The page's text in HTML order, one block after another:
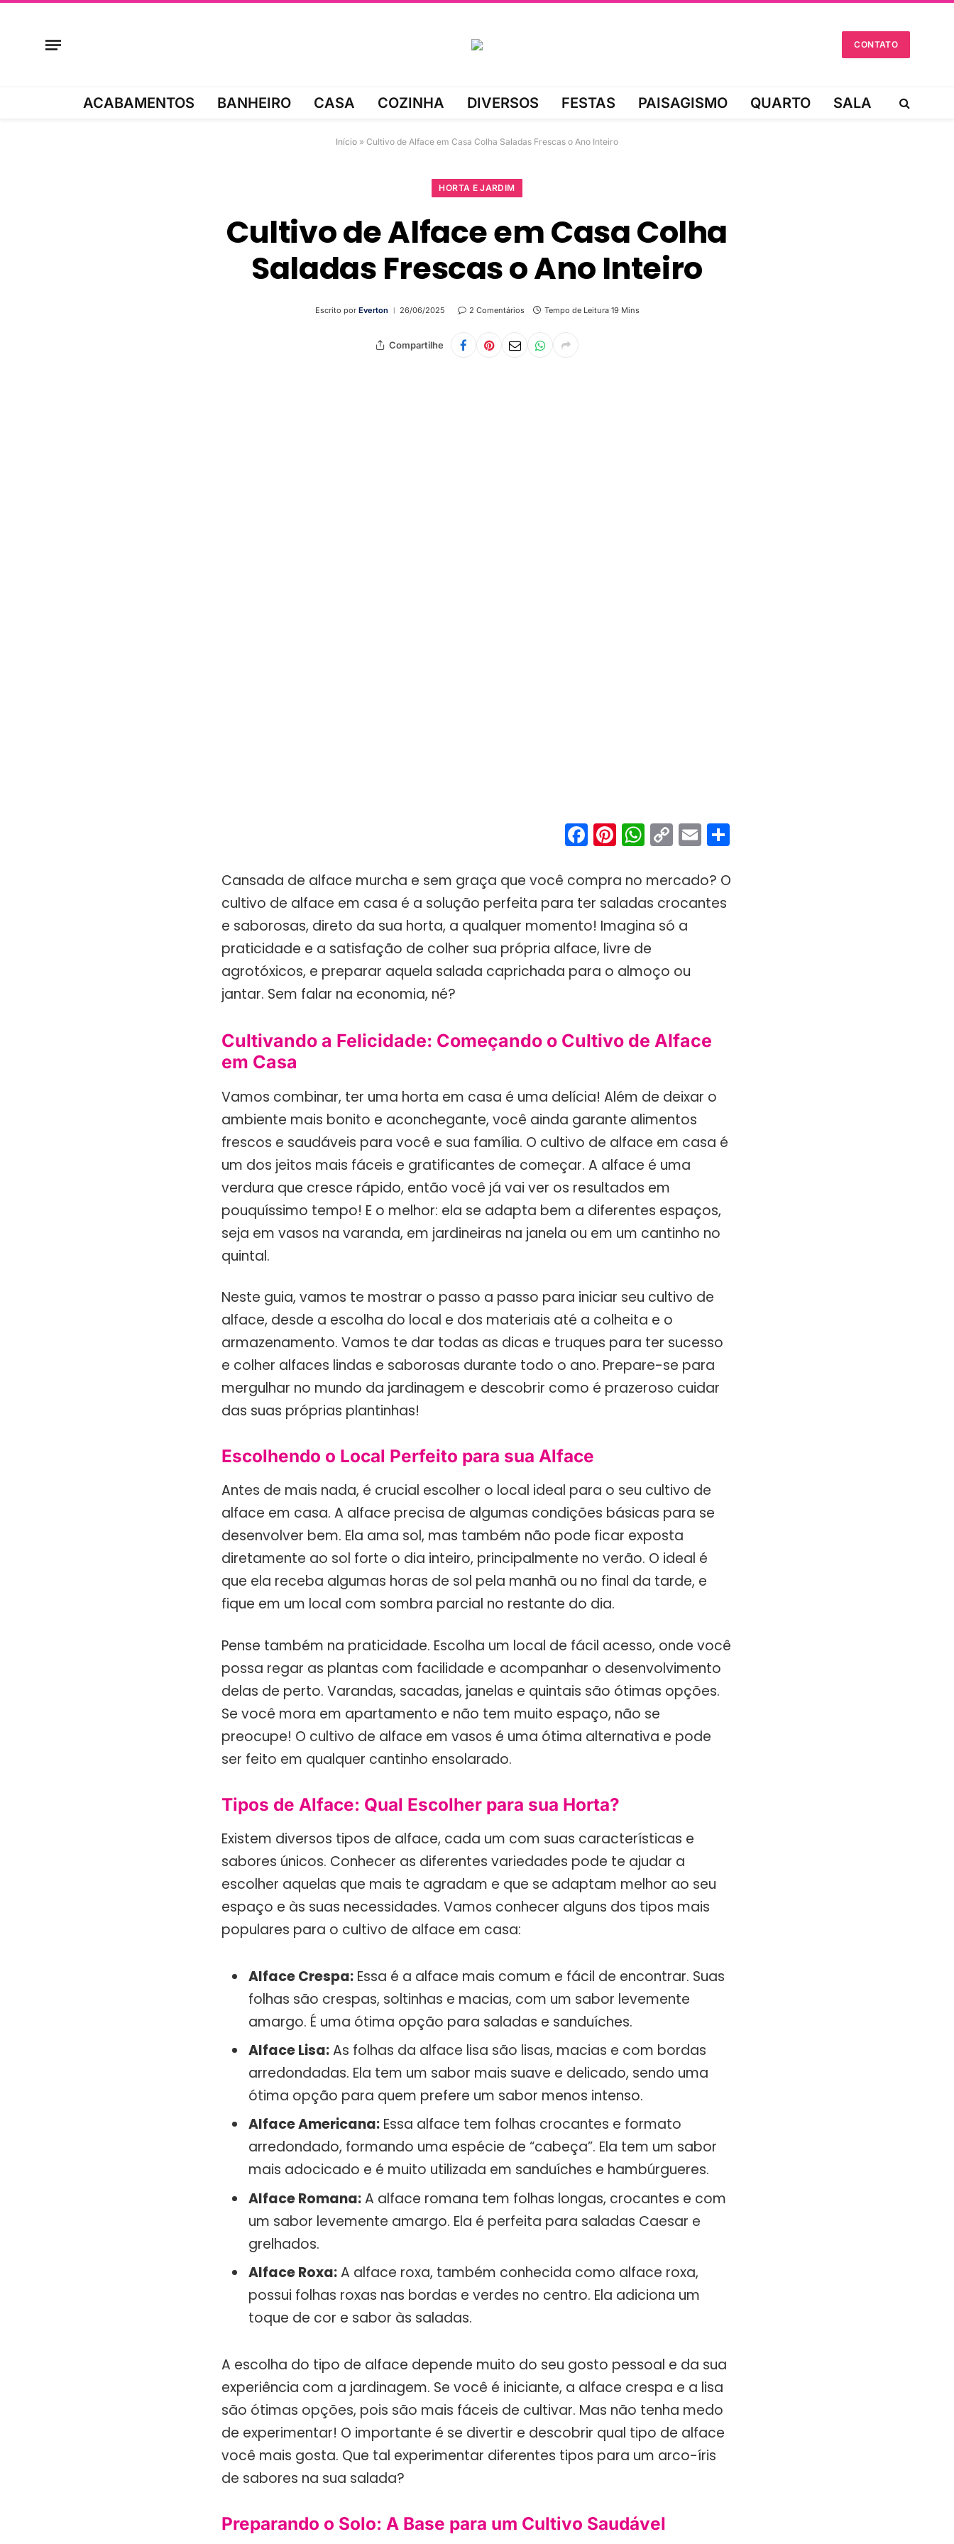
CONTATO
ACABAMENTOS BANHEIRO CASA COZINHA DIVERSOS FESTAS PAISAGISMO QUARTO SALA
Início » Cultivo de Alface em Casa Colha Saladas Frescas o Ano Inteiro
HORTA E JARDIM
Cultivo de Alface em Casa Colha
Saladas Frescas o Ano Inteiro
Escrito por Everton 26/06/2025 2 Comentários Tempo de Leitura 19 Mins
Compartilhe
Facebook
Pinterest
WhatsApp
Copy
Link
Email
Cansada de alface murcha e sem graça que você compra no mercado? O
cultivo de alface em casa é a solução perfeita para ter saladas crocantes
e saborosas, direto da sua horta, a qualquer momento! Imagina só a
praticidade e a satisfação de colher sua própria alface, livre de
agrotóxicos, e preparar aquela salada caprichada para o almoço ou
jantar. Sem falar na economia, né?
Cultivando a Felicidade: Começando o Cultivo de Alface
em Casa
Vamos combinar, ter uma horta em casa é uma delícia! Além de deixar o
ambiente mais bonito e aconchegante, você ainda garante alimentos
frescos e saudáveis para você e sua família. O cultivo de alface em casa é
um dos jeitos mais fáceis e gratificantes de começar. A alface é uma
verdura que cresce rápido, então você já vai ver os resultados em
pouquíssimo tempo! E o melhor: ela se adapta bem a diferentes espaços,
seja em vasos na varanda, em jardineiras na janela ou em um cantinho no
quintal.
Neste guia, vamos te mostrar o passo a passo para iniciar seu cultivo de
alface, desde a escolha do local e dos materiais até a colheita e o
armazenamento. Vamos te dar todas as dicas e truques para ter sucesso
e colher alfaces lindas e saborosas durante todo o ano. Prepare-se para
mergulhar no mundo da jardinagem e descobrir como é prazeroso cuidar
das suas próprias plantinhas!
Escolhendo o Local Perfeito para sua Alface
Antes de mais nada, é crucial escolher o local ideal para o seu cultivo de
alface em casa. A alface precisa de algumas condições básicas para se
desenvolver bem. Ela ama sol, mas também não pode ficar exposta
diretamente ao sol forte o dia inteiro, principalmente no verão. O ideal é
que ela receba algumas horas de sol pela manhã ou no final da tarde, e
fique em um local com sombra parcial no restante do dia.
Pense também na praticidade. Escolha um local de fácil acesso, onde você
possa regar as plantas com facilidade e acompanhar o desenvolvimento
delas de perto. Varandas, sacadas, janelas e quintais são ótimas opções.
Se você mora em apartamento e não tem muito espaço, não se
preocupe! O cultivo de alface em vasos é uma ótima alternativa e pode
ser feito em qualquer cantinho ensolarado.
Tipos de Alface: Qual Escolher para sua Horta?
Existem diversos tipos de alface, cada um com suas características e
sabores únicos. Conhecer as diferentes variedades pode te ajudar a
escolher aquelas que mais te agradam e que se adaptam melhor ao seu
espaço e às suas necessidades. Vamos conhecer alguns dos tipos mais
populares para o cultivo de alface em casa:
Alface Crespa: Essa é a alface mais comum e fácil de encontrar. Suas
folhas são crespas, soltinhas e macias, com um sabor levemente
amargo. É uma ótima opção para saladas e sanduíches.
Alface Lisa:As folhas da alface lisa são lisas, macias e com bordas
arredondadas. Ela tem um sabor mais suave e delicado, sendo uma
ótima opção para quem prefere um sabor menos intenso.
Alface Americana: Essa alface tem folhas crocantes e formato
arredondado, formando uma espécie de “cabeça”. Ela tem um sabor
mais adocicado e é muito utilizada em sanduíches e hambúrgueres.
Alface Romana:A alface romana tem folhas longas, crocantes e com
um sabor levemente amargo. Ela é perfeita para saladas Caesar e
grelhados.
Alface Roxa:A alface roxa, também conhecida como alface roxa,
possui folhas roxas nas bordas e verdes no centro. Ela adiciona um
toque de cor e sabor às saladas.
A escolha do tipo de alface depende muito do seu gosto pessoal e da sua
experiência com a jardinagem. Se você é iniciante, a alface crespa e a lisa
são ótimas opções, pois são mais fáceis de cultivar. Mas não tenha medo
de experimentar! O importante é se divertir e descobrir qual tipo de alface
você mais gosta. Que tal experimentar diferentes tipos para um arco-íris
de sabores na sua salada?
Preparando o Solo: A Base para um Cultivo Saudável